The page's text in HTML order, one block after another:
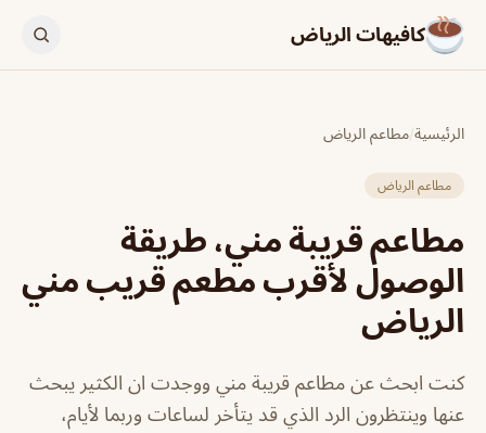
كافيهات الرياض
الرئيسية/مطاعم الرياض
مطاعم الرياض
مطاعم قريبة مني، طريقة
الوصول لأقرب مطعم قريب مني
الرياض
كنت ابحث عن مطاعم قريبة مني ووجدت ان الكثير يبحث
عنها وينتظرون الرد الذي قد يتأخر لساعات وربما لأيام،